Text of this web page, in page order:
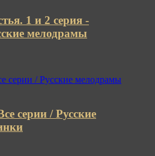
1 и 2 серия -
мелодрамы
серии / Русские